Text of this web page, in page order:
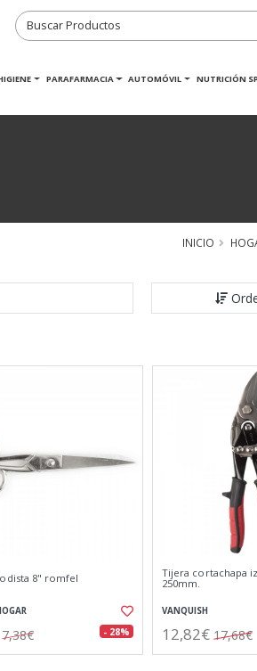
PARAFARMACIA AUTOMÓVIL NUTRICIÓN
INICIO
8" romfel
7,38€ - 28%
Tijera cortachapa
250mm.
VANQUISH
12,82€ 17,68€